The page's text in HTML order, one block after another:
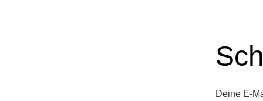
Deine E-